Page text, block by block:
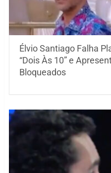
Élvio Santiago Falha
“Dois Às 10” e
Bloqueados